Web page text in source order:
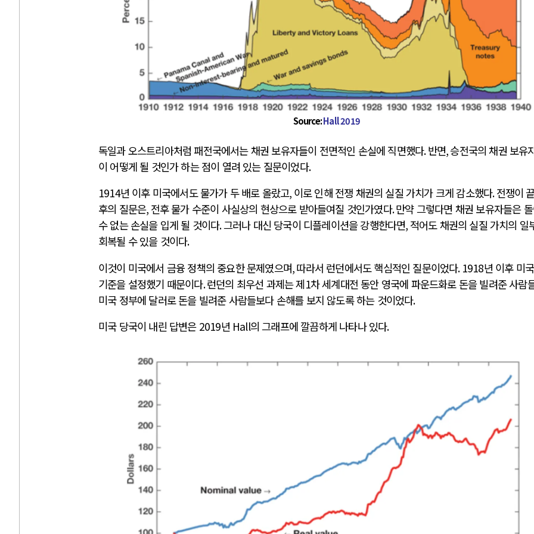
Source:Hall 2019
독일과 오스트리아처럼 패전국에서는 채권 보유자들이 전면적인 손실에 직면했다.반면,승전국의 채권 보유
이 어떻게 될 것인가 하는 점이 열려 있는 질문이었다.
1914년 이후 미국에서도 물가가 두 배로 올랐고, 이로 인해 전쟁 채권의 실질 가치가 크게 감소했다.전쟁이
후의 질문은, 전후 물가 수준이 사실상의 현상으로 받아들여질 것인가였다.만약 그렇다면 채권 보유자들은
수 없는 손실을 입게 될 것이다.그러나 대신 당국이 디플레이션을 강행한다면, 적어도 채권의 실질 가치의 일
회복될 수 있을 것이다.
이것이 미국에서 금융 정책의 중요한 문제였으며,따라서 런던에서도 핵심적인 질문이었다. 1918년 이후 미
기준을 설정했기 때문이다.런던의 최우선 과제는 제1차 세계대전 동안 영국에 파운드화로 돈을 빌려준 사람
미국 정부에 달러로 돈을 빌려준 사람들보다 손해를 보지 않도록 하는 것이었다.
미국 당국이 내린 답변은 2019년 Hall의 그래프에 깔끔하게 나타나 있다.